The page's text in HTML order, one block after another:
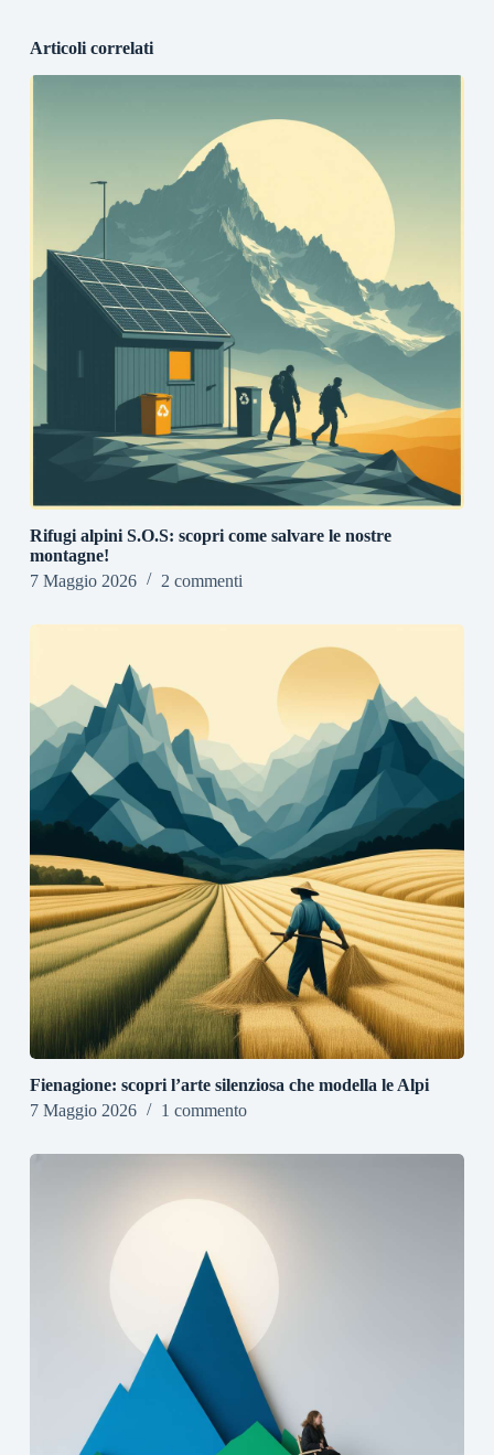
Articoli correlati
Rifugi alpini S.O.S: scopri come salvare le nostre
montagne!
7 Maggio 2026
2 commenti
Fienagione: scopri l’arte silenziosa che modella le Alpi
7 Maggio 2026
1 commento